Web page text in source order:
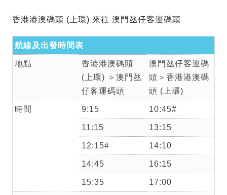
香港港澳碼頭 (上環) 來往 澳門氹仔客運碼頭
航線及出發時間表
地點
香港港澳碼頭
(上環) ＞澳門氹
仔客運碼頭
澳門氹仔客運碼
頭＞香港港澳碼
頭 (上環)
時間 9:15 10:45#
11:15 13:15
12:15# 14:10
14:45 16:15
15:35 17:00